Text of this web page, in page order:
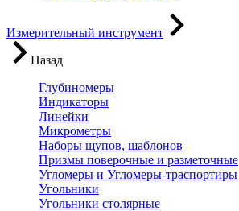
Измерительный инструмент
Назад
Глубиномеры
Индикаторы
Линейки
Микрометры
Наборы щупов, шаблонов
Призмы поверочные и разметочные
Угломеры и Угломеры-траспортиры
Угольники
Угольники столярные